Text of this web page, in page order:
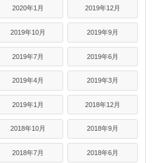
2020年1月 2019年12月
2019年10月 2019年9月
2019年7月 2019年6月
2019年4月 2019年3月
2019年1月 2018年12月
2018年10月 2018年9月
2018年7月 2018年6月